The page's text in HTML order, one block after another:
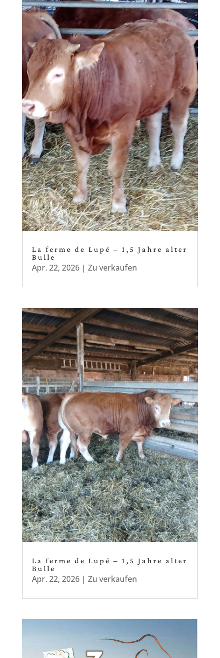
La ferme de Lupé – 1,5 Jahre alter
Bulle
Apr. 22, 2026| Zu verkaufen
La ferme de Lupé – 1,5 Jahre alter
Bulle
Apr. 22, 2026| Zu verkaufen